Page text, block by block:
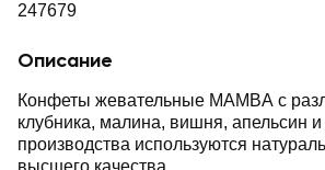
247679
Описание
Конфеты жевательные MAMBA с
клубника, малина, вишня, апельсин
производства используются
высшего качества.